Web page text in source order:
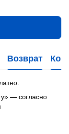
Возврат
— согласно